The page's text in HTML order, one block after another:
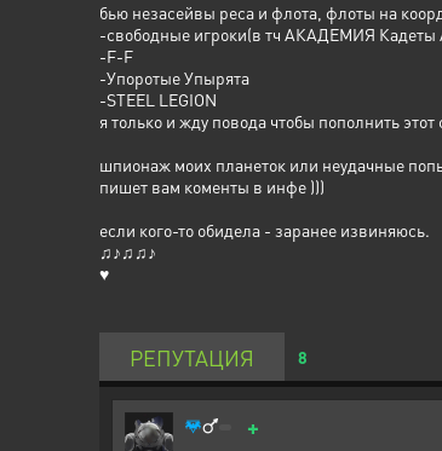
бью незасейвы реса и флота, флоты на
-свободные игроки(в тч АКАДЕМИЯ Кадеты
-F-F
-Упоротые Упырята
-STEEL LEGION
я только и жду повода чтобы пополнить
шпионаж моих планеток или неудачные
пишет вам коменты в инфе )))
если кого-то обидела - заранее извиняюсь.
♫♪♫♫♪
♥
РЕПУТАЦИЯ 8
+